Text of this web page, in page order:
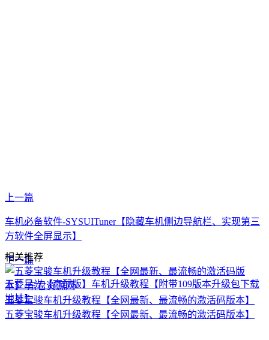
上一篇
车机必备软件-SYSUITuner【隐藏车机侧边导航栏、实现第三
方软件全屏显示】
下一篇
五菱星光【高配版】车机升级教程【附带109版本升级包下载
地址】
相关推荐
五菱宝骏车机升级教程【全网最新、最流畅的激活码版本】
五菱宝骏车机升级教程【全网最新、最流畅的激活码版本】